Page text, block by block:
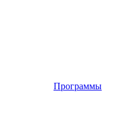
Программы